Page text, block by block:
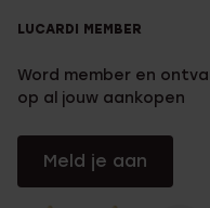
LUCARDI MEMBER
Word member en
op al jouw aankopen
Meld je aan